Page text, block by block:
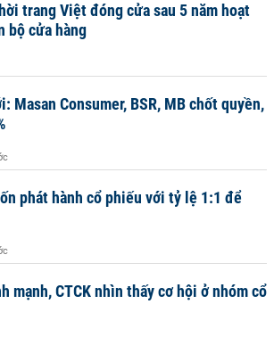
trang Việt đóng cửa sau 5 năm hoạt
bộ cửa hàng
Masan Consumer, BSR, MB chốt quyền,
phát hành cổ phiếu với tỷ lệ 1:1 để
mạnh, CTCK nhìn thấy cơ hội ở nhóm cổ